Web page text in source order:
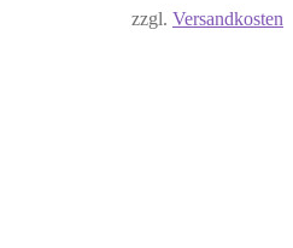
zzgl. Versandkosten